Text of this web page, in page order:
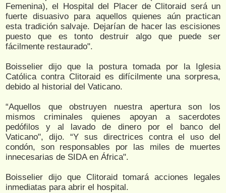
Femenina), el Hospital del Placer de Clitoraid será un
fuerte disuasivo para aquellos quienes aún practican
esta tradición salvaje. Dejarían de hacer las escisiones
puesto que es tonto destruir algo que puede ser
fácilmente restaurado".
Boisselier dijo que la postura tomada por la Iglesia
Católica contra Clitoraid es difícilmente una sorpresa,
debido al historial del Vaticano.
“Aquellos que obstruyen nuestra apertura son los
mismos criminales quienes apoyan a sacerdotes
pedófilos y al lavado de dinero por el banco del
Vaticano", dijo. “Y sus directrices contra el uso del
condón, son responsables por las miles de muertes
innecesarias de SIDA en África".
Boisselier dijo que Clitoraid tomará acciones legales
inmediatas para abrir el hospital.